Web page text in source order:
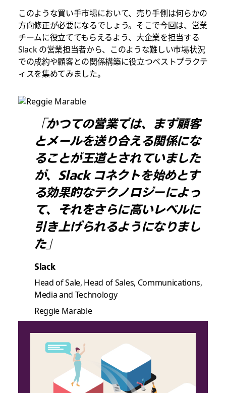
このような買い手市場において、売り手側は何らかの
方向修正が必要になるでしょう。そこで今回は、営業
チームに役立ててもらえるよう、大企業を担当する
Slack の営業担当者から、このような難しい市場状況
での成約や顧客との関係構築に役立つベストプラクテ
ィスを集めてみました。
「かつての営業では、まず顧客
とメールを送り合える関係にな
ることが王道とされていました
が、Slack コネクトを始めとす
る効果的なテクノロジーによっ
て、それをさらに高いレベルに
引き上げられるようになりまし
た」
Slack
Head of Sale, Head of Sales, Communications,
Media and Technology
Reggie Marable